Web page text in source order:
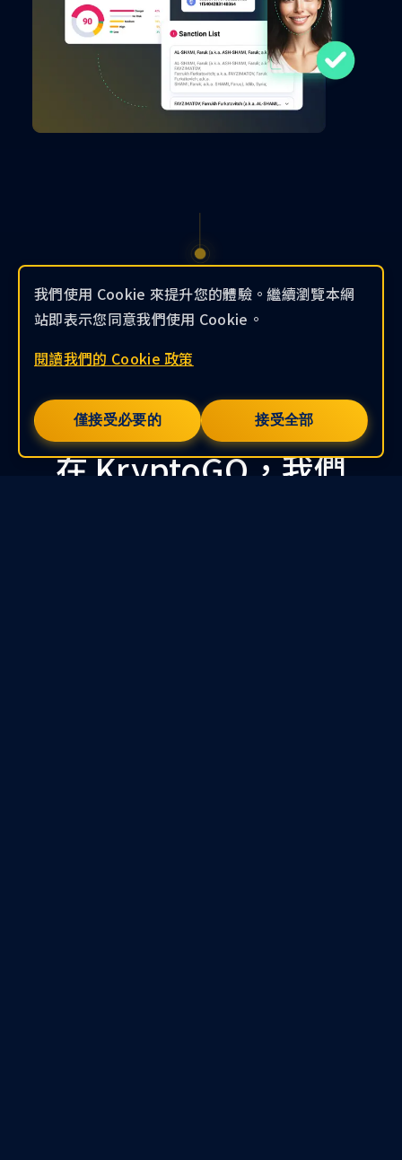
您的資產安全，有我們把關
在 KryptoGO，我們
我們使用 Cookie 來提升您的體驗。繼續瀏覽本網
站即表示您同意我們使用 Cookie。
閱讀我們的 Cookie 政策
僅接受必要的 接受全部